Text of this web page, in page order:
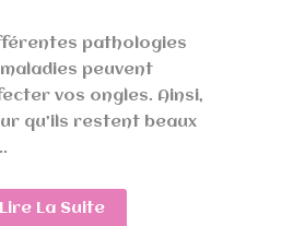
pathologies
peuvent
vos ongles. Ainsi,
qu’ils restent beaux
Lire La Suite